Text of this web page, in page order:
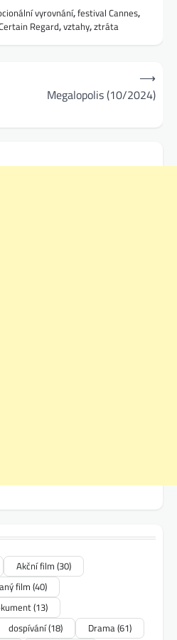
vyrovnání,festival Cannes,
Regard,vztahy,ztráta
Megalopolis (10/2024)
⟶
Akční film (30)
film (40)
(13)
dospívání(18) Drama(61)